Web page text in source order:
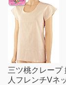
三ツ桃クレープ
人フレンチVネ